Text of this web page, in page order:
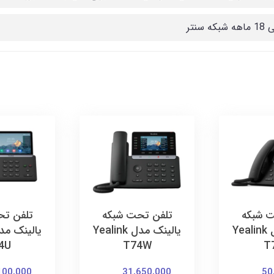
شبکه
یالینک مدل Yealink
تلفن تحت شبکه
یالینک مدل Yealink
T74W
تلفن